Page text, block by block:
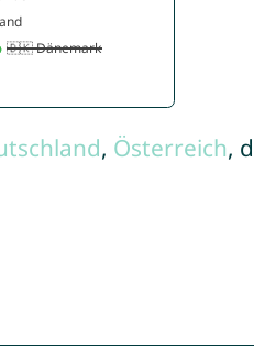
, Österreich,